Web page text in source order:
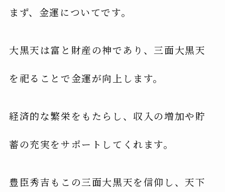
まず、金運についてです。
大黒天は富と財産の神であり、三面大黒天
を祀ることで金運が向上します。
経済的な繁栄をもたらし、収入の増加や貯
蓄の充実をサポートしてくれます。
豊臣秀吉もこの三面大黒天を信仰し、天下